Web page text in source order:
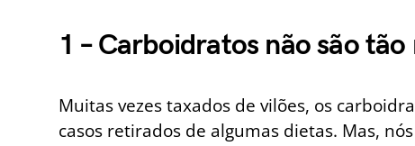
1 – Carboidratos não são tão
Muitas vezes taxados de vilões, os
casos retirados de algumas dietas. Mas,